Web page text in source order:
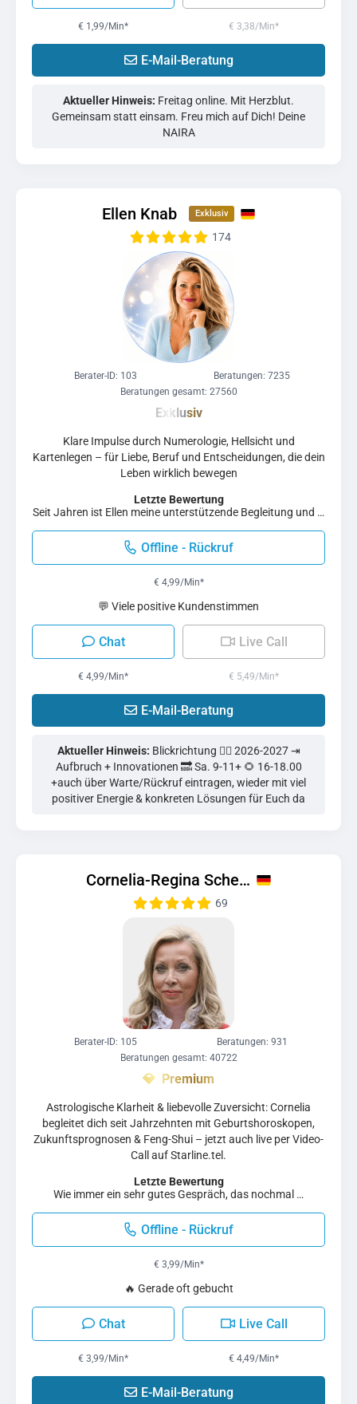
€ 1,99/Min* € 3,38/Min*
E-Mail-Beratung
Aktueller Hinweis: Freitag online. Mit Herzblut.
Gemeinsam statt einsam. Freu mich auf Dich! Deine
NAIRA
Ellen Knab
174
Klare Impulse durch Numerologie, Hellsicht und
Kartenlegen – für Liebe, Beruf und Entscheidungen, die dein
Leben wirklich bewegen
Berater-ID: 103
Beratungen: 7235
Beratungen gesamt: 27560
Letzte Bewertung
Seit Jahren ist Ellen meine unterstützende Begleitung und …
Offline - Rückruf
€ 4,99/Min*
💬 Viele positive Kundenstimmen
Chat
€ 4,99/Min*
Live Call
€ 5,49/Min*
E-Mail-Beratung
Aktueller Hinweis: Blickrichtung 👉🏻 2026-2027 ⇥
Aufbruch + Innovationen 🔜 Sa. 9-11+ 🌻 16-18.00
+auch über Warte/Rückruf eintragen, wieder mit viel
positiver Energie & konkreten Lösungen für Euch da
Cornelia-Regina Sche…
69
Astrologische Klarheit & liebevolle Zuversicht: Cornelia
begleitet dich seit Jahrzehnten mit Geburtshoroskopen,
Zukunftsprognosen & Feng-Shui – jetzt auch live per Video-
Call auf Starline.tel.
Berater-ID: 105
Beratungen: 931
Beratungen gesamt: 40722
Letzte Bewertung
Wie immer ein sehr gutes Gespräch, das nochmal …
Offline - Rückruf
€ 3,99/Min*
🔥 Gerade oft gebucht
Chat
€ 3,99/Min*
Live Call
€ 4,49/Min*
E-Mail-Beratung